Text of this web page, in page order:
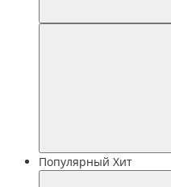
Популярный Хит